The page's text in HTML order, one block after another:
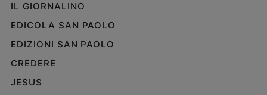
IL GIORNALINO
EDICOLA SAN PAOLO
EDIZIONI SAN PAOLO
CREDERE
JESUS